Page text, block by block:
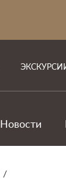
Новости